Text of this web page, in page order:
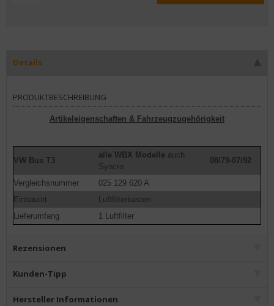
Details
PRODUKTBESCHREIBUNG
Artikeleigenschaften & Fahrzeugzugehörigkeit
VW Bus T3
alle WBX Modelle auch
Syncro
08/79-07/92
Vergleichsnummer
025 129 620 A
Einbauort
Luftfilterkasten
Lieferumfang
1 Luftfilter
Rezensionen
Kunden-Tipp
Hersteller Informationen